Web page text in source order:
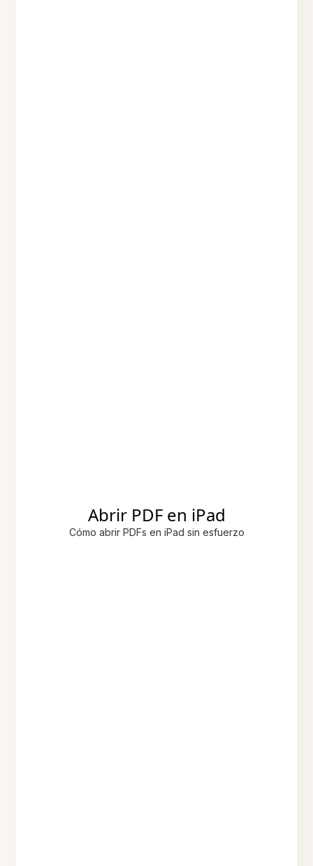
Abrir PDF en iPad
Cómo abrir PDFs en iPad sin esfuerzo